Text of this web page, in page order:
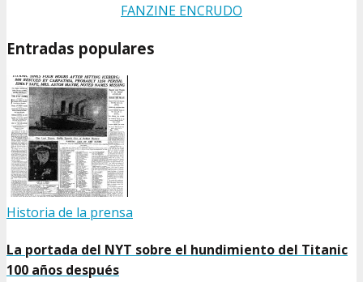
FANZINE ENCRUDO
Entradas populares
Historia de la prensa
La portada del NYT sobre el hundimiento del Titanic
100 años después